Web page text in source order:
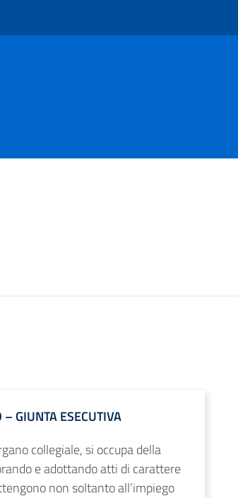
GIUNTA ESECUTIVA
collegiale, si occupa della
e adottando atti di carattere
non soltanto all’impiego